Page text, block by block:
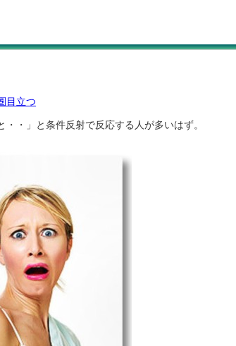
目立つ
・」と条件反射で反応する人が多いはず。